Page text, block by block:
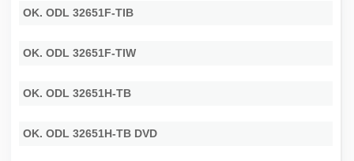
OK. ODL 32651F-TIB
OK. ODL 32651F-TIW
OK. ODL 32651H-TB
OK. ODL 32651H-TB DVD